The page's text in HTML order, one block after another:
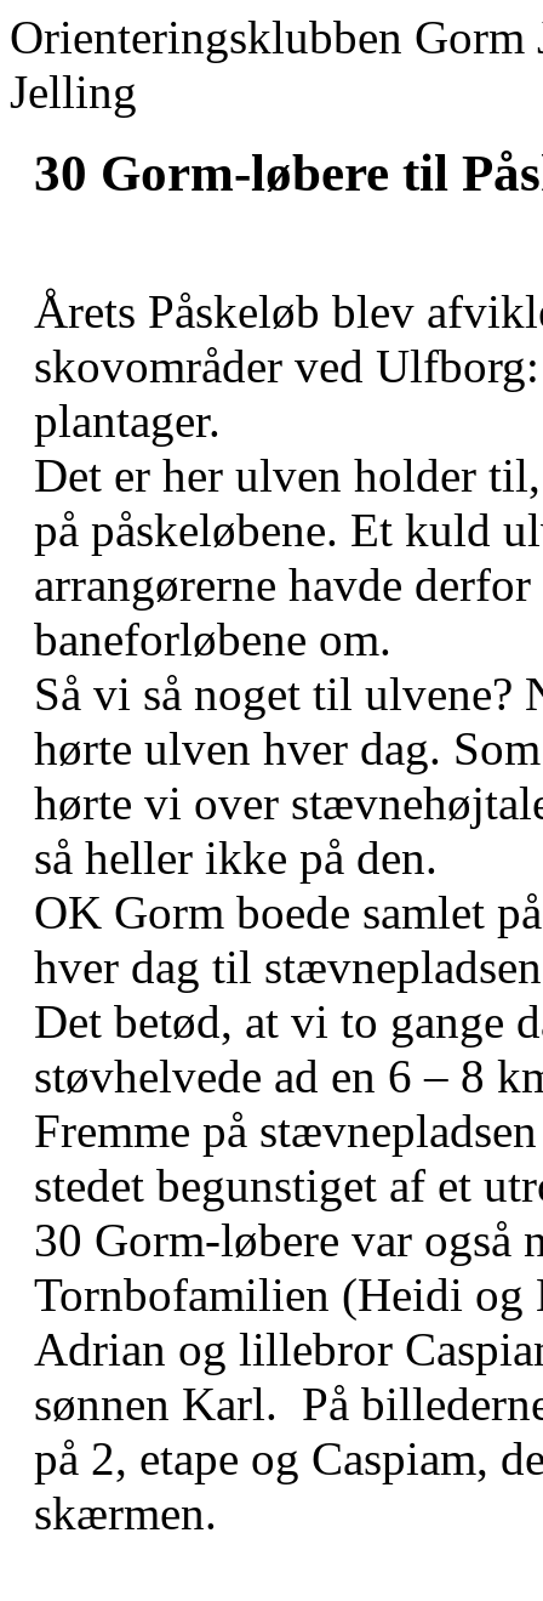
Orienteringsklubben
Jelling
30 Gorm-løbere til
Årets Påskeløb blev
skovområder ved
plantager.
Det er her ulven holder
på påskeløbene. Et kuld
arrangørerne havde
baneforløbene om.
Så vi så noget til ulvene?
hørte ulven hver dag.
hørte vi over
så heller ikke på den.
OK Gorm boede samlet
hver dag til
Det betød, at vi to gange
støvhelvede ad en 6 – 8
Fremme på
stedet begunstiget af et
30 Gorm-løbere var også
Tornbofamilien (Heidi og
Adrian og lillebror
sønnen Karl. På
på 2, etape og Caspiam,
skærmen.